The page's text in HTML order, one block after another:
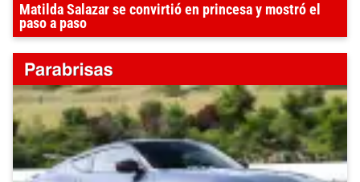
Matilda Salazar se convirtió en princesa y mostró el
paso a paso